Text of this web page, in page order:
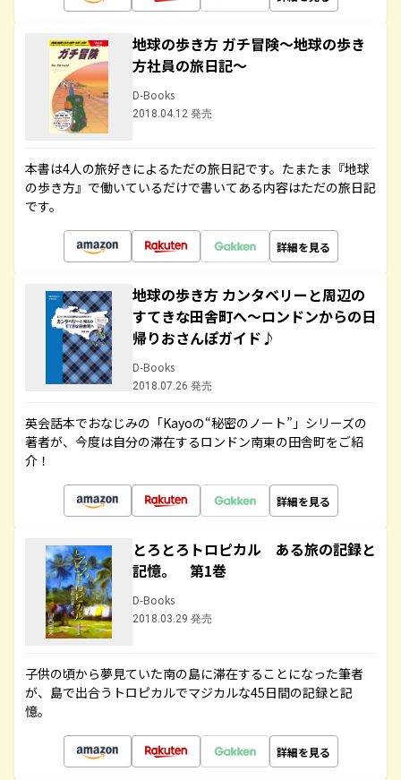
地球の歩き方 ガチ冒険～地球の歩き
方社員の旅日記～
D-Books
2018.04.12 発売
本書は4人の旅好きによるただの旅日記です。たまたま『地球
の歩き方』で働いているだけで書いてある内容はただの旅日記
です。
詳細を見る
地球の歩き方 カンタベリーと周辺の
すてきな田舎町へ～ロンドンからの日
帰りおさんぽガイド♪
D-Books
2018.07.26 発売
英会話本でおなじみの「Kayoの“秘密のノート”」シリーズの
著者が、今度は自分の滞在するロンドン南東の田舎町をご紹
介！
詳細を見る
とろとろトロピカル ある旅の記録と
記憶。 第1巻
D-Books
2018.03.29 発売
子供の頃から夢見ていた南の島に滞在することになった筆者
が、島で出合うトロピカルでマジカルな45日間の記録と記
憶。
詳細を見る